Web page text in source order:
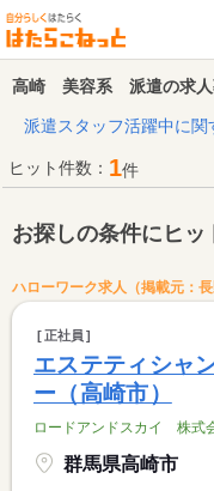
高崎 美容系 派遣の求人
派遣スタッフ活躍中に
ヒット件数： 1件
お探しの条件にヒ
ハローワーク求人（掲載元：長
正社員
エステティシャ
ー（高崎市）
ロードアンドスカイ 株式
群馬県高崎市